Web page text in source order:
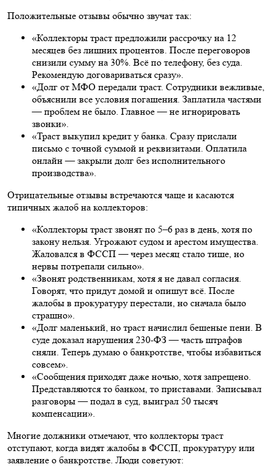
Положительные отзывы обычно звучат так:
«Коллекторы траст предложили рассрочку на 12
месяцев без лишних процентов. После переговоров
снизили сумму на 30%. Всё по телефону, без суда.
Рекомендую договариваться сразу».
«Долг от МФО передали траст. Сотрудники вежливые,
объяснили все условия погашения. Заплатила частями
— проблем не было. Главное — не игнорировать
звонки».
«Траст выкупил кредит у банка. Сразу прислали
письмо с точной суммой и реквизитами. Оплатила
онлайн — закрыли долг без исполнительного
производства».
Отрицательные отзывы встречаются чаще и касаются
типичных жалоб на коллекторов:
«Коллекторы траст звонят по 5–6 раз в день, хотя по
закону нельзя. Угрожают судом и арестом имущества.
Жаловался в ФССП — через месяц стало тише, но
нервы потрепали сильно».
«Звонят родственникам, хотя я не давал согласия.
Говорят, что придут домой и опишут всё. После
жалобы в прокуратуру перестали, но сначала было
страшно».
«Долг маленький, но траст начислил бешеные пени. В
суде доказал нарушения 230-ФЗ — часть штрафов
сняли. Теперь думаю о банкротстве, чтобы избавиться
совсем».
«Сообщения приходят даже ночью, хотя запрещено.
Представляются то банком, то приставами. Записывал
разговоры — подал в суд, выиграл 50 тысяч
компенсации».
Многие должники отмечают, что коллекторы траст
отступают, когда видят жалобы в ФССП, прокуратуру или
заявление о банкротстве. Люди советуют: